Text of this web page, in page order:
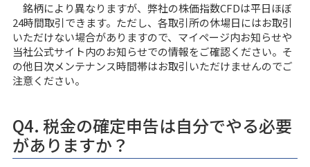
銘柄により異なりますが、弊社の株価指数CFDは平日ほぼ
24時間取引できます。ただし、各取引所の休場日にはお取引
いただけない場合がありますので、マイページ内お知らせや
当社公式サイト内のお知らせでの情報をご確認ください。そ
の他日次メンテナンス時間帯はお取引いただけませんのでご
注意ください。
Q4. 税金の確定申告は自分でやる必要
がありますか？